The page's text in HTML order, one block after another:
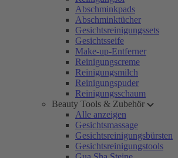
Abschminkpads
Abschminktücher
Gesichtsreinigungssets
Gesichtsseife
Make-up-Entferner
Reinigungscreme
Reinigungsmilch
Reinigungspuder
Reinigungsschaum
Beauty Tools & Zubehör
Alle anzeigen
Gesichtsmassage
Gesichtsreinigungsbürsten
Gesichtsreinigungstools